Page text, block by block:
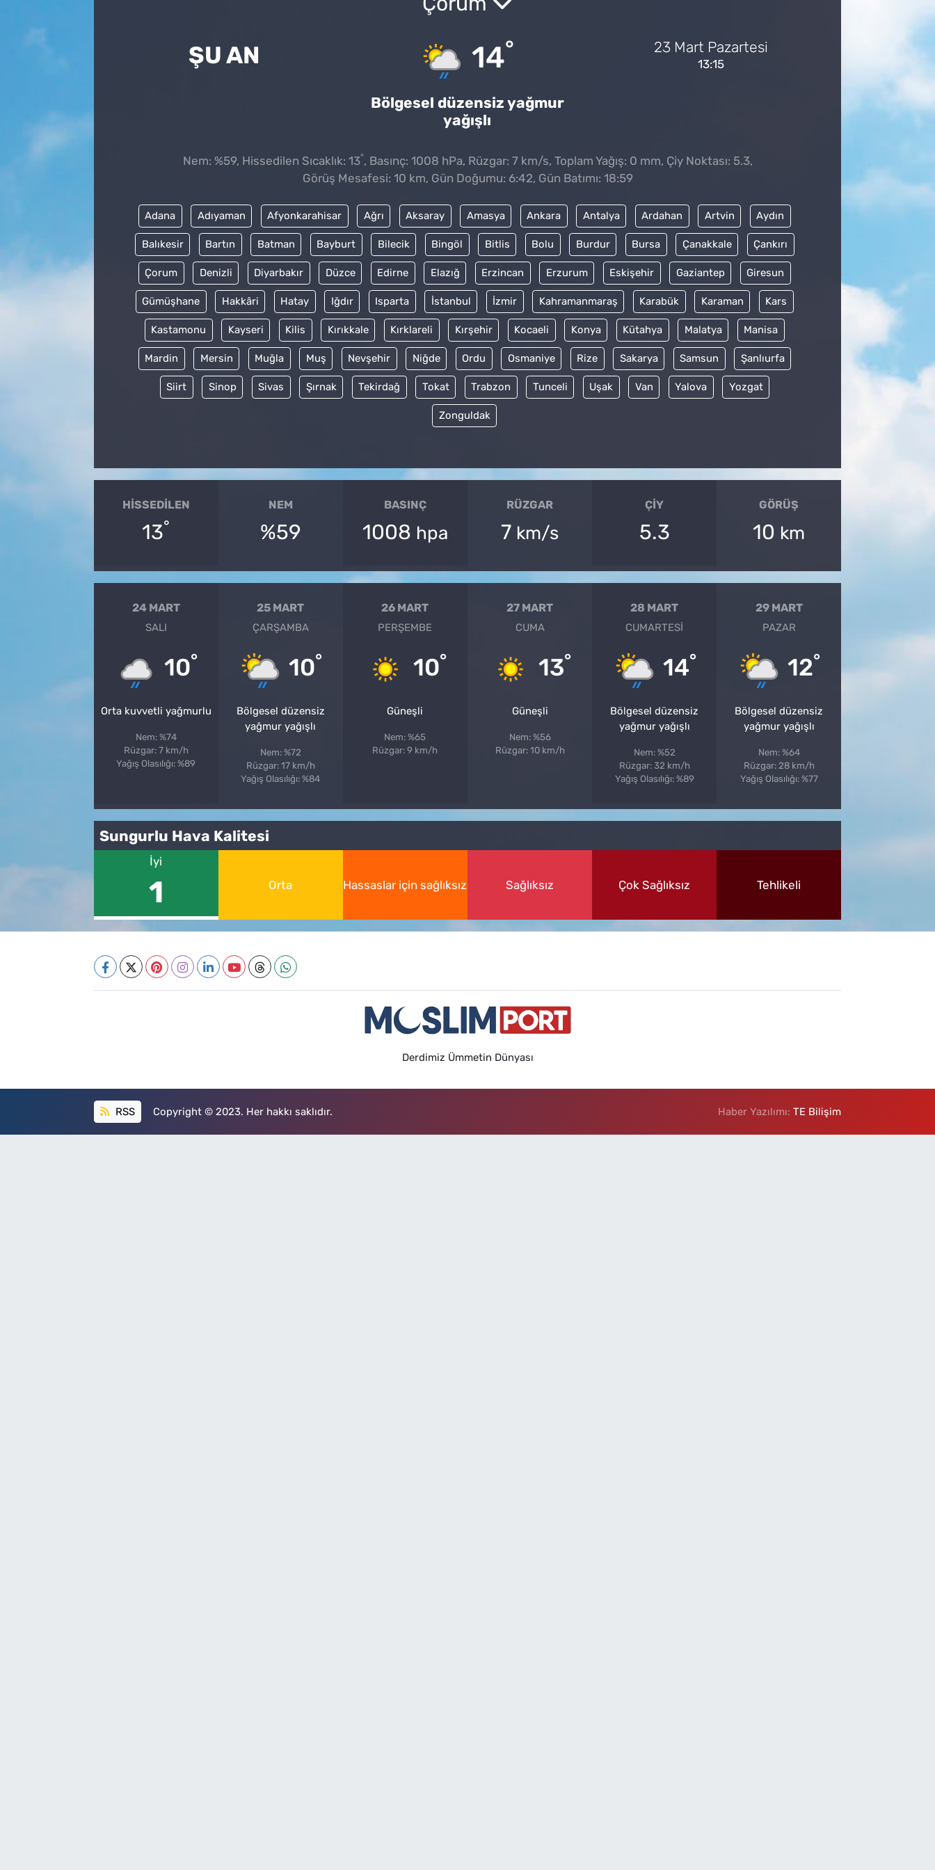
ŞU AN 14°
Bölgesel düzensiz yağmur
yağışlı
23 Mart Pazartesi
13:15
Nem: %59, Hissedilen Sıcaklık: 13°, Basınç: 1008 hPa, Rüzgar: 7 km/s, Toplam Yağış: 0 mm, Çiy Noktası: 5.3,
Görüş Mesafesi: 10 km, Gün Doğumu: 6:42, Gün Batımı: 18:59
Adana Adıyaman Afyonkarahisar Ağrı Aksaray Amasya Ankara Antalya Ardahan Artvin Aydın
Balıkesir Bartın Batman Bayburt Bilecik Bingöl Bitlis Bolu Burdur Bursa Çanakkale Çankırı
Çorum Denizli Diyarbakır Düzce Edirne Elazığ Erzincan Erzurum Eskişehir Gaziantep Giresun
Gümüşhane Hakkâri Hatay Iğdır Isparta İstanbul İzmir Kahramanmaraş Karabük Karaman Kars
Kastamonu Kayseri Kilis Kırıkkale Kırklareli Kırşehir Kocaeli Konya Kütahya Malatya Manisa
Mardin Mersin Muğla Muş Nevşehir Niğde Ordu Osmaniye Rize Sakarya Samsun Şanlıurfa
Siirt Sinop Sivas Şırnak Tekirdağ Tokat Trabzon Tunceli Uşak Van Yalova Yozgat
Zonguldak
HISSEDILEN
13°
NEM
%59
BASINÇ
1008 hpa
RÜZGAR
7 km/s
ÇIY
5.3
GÖRÜŞ
10 km
24 MART
SALI
10°
Orta kuvvetli yağmurlu
Nem: %74
Rüzgar: 7 km/h
Yağış Olasılığı: %89
25 MART
ÇARŞAMBA
10°
Bölgesel düzensiz
yağmur yağışlı
Nem: %72
Rüzgar: 17 km/h
Yağış Olasılığı: %84
26 MART
PERŞEMBE
10°
Güneşli
Nem: %65
Rüzgar: 9 km/h
27 MART
CUMA
13°
Güneşli
Nem: %56
Rüzgar: 10 km/h
28 MART
CUMARTESI
14°
Bölgesel düzensiz
yağmur yağışlı
Nem: %52
Rüzgar: 32 km/h
Yağış Olasılığı: %89
29 MART
PAZAR
12°
Bölgesel düzensiz
yağmur yağışlı
Nem: %64
Rüzgar: 28 km/h
Yağış Olasılığı: %77
Sungurlu Hava Kalitesi
İyi
1 Orta Hassaslar için sağlıksız Sağlıksız Çok Sağlıksız Tehlikeli
Derdimiz Ümmetin Dünyası
RSS Copyright © 2023. Her hakkı saklıdır. Haber Yazılımı:TE Bilişim